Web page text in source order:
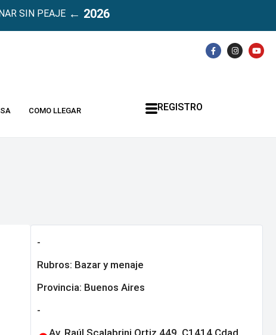
SIN PEAJE← 2026
COMO LLEGAR REGISTRO
-
Rubros: Bazar y menaje
Provincia: Buenos Aires
-